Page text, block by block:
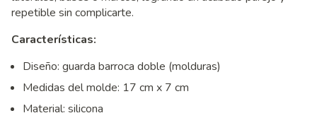
repetible sin complicarte.
Características:
Diseño: guarda barroca doble (molduras)
Medidas del molde: 17 cm x 7 cm
Material: silicona